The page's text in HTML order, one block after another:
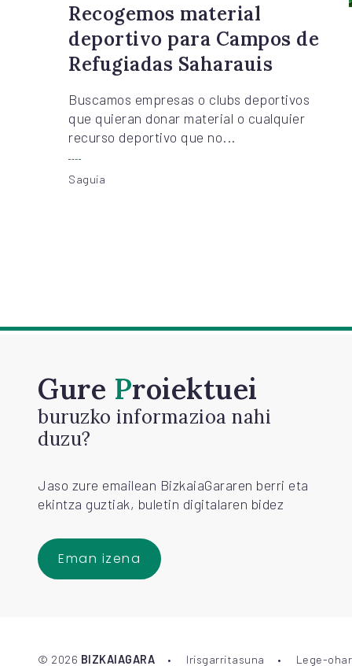
Recogemos material
deportivo para Campos de
Refugiadas Saharauis
Buscamos empresas o clubs deportivos
que quieran donar material o cualquier
recurso deportivo que no...
Saguia
Gure Proiektuei
buruzko informazioa nahi
duzu?
Jaso zure emailean BizkaiaGararen berri eta
ekintza guztiak, buletin digitalaren bidez
Eman izena
© 2026 BIZKAIAGARA Irisgarritasuna Lege-